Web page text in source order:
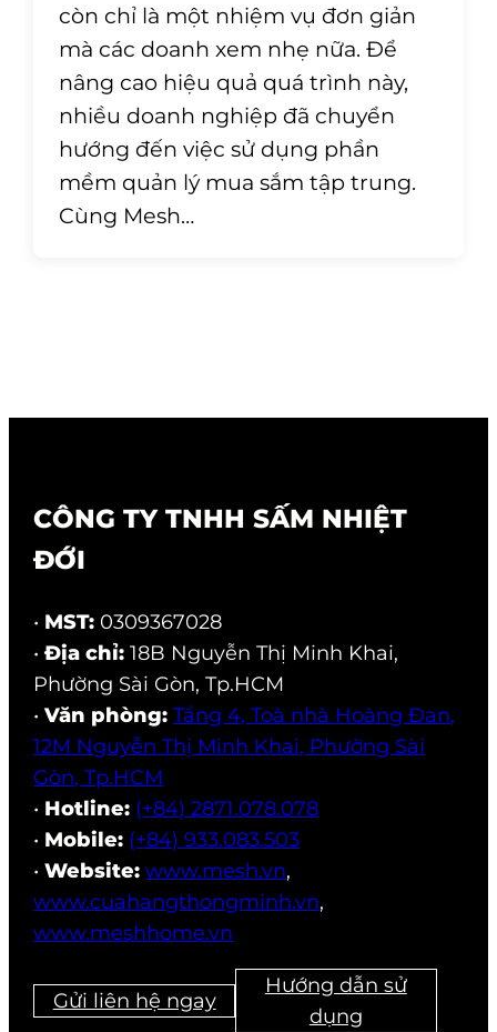
còn chỉ là một nhiệm vụ đơn giản
mà các doanh xem nhẹ nữa. Để
nâng cao hiệu quả quá trình này,
nhiều doanh nghiệp đã chuyển
hướng đến việc sử dụng phần
mềm quản lý mua sắm tập trung.
Cùng Mesh…
CÔNG TY TNHH SẤM NHIỆT
ĐỚI
• MST: 0309367028
•Địa chỉ: 18B Nguyễn Thị Minh Khai,
Phường Sài Gòn, Tp.HCM
•Văn phòng: Tầng 4, Toà nhà Hoàng Đan,
12M Nguyễn Thị Minh Khai, Phường Sài
Gòn, Tp.HCM
• Hotline: (+84) 2871.078.078
• Mobile: (+84) 933.083.503
•Website: www.mesh.vn,
www.cuahangthongminh.vn,
www.meshhome.vn
Gửi liên hệ ngay
Hướng dẫn sử
dụng